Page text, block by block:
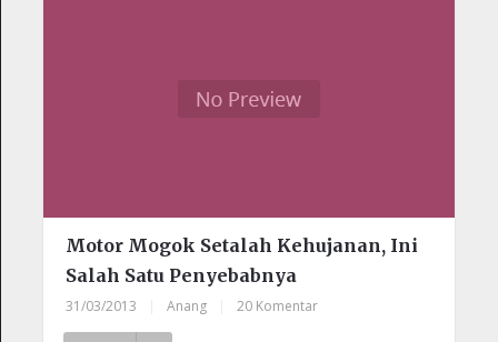
Motor Mogok Setalah Kehujanan, Ini
Salah Satu Penyebabnya
31/03/2013 Anang 20 Komentar